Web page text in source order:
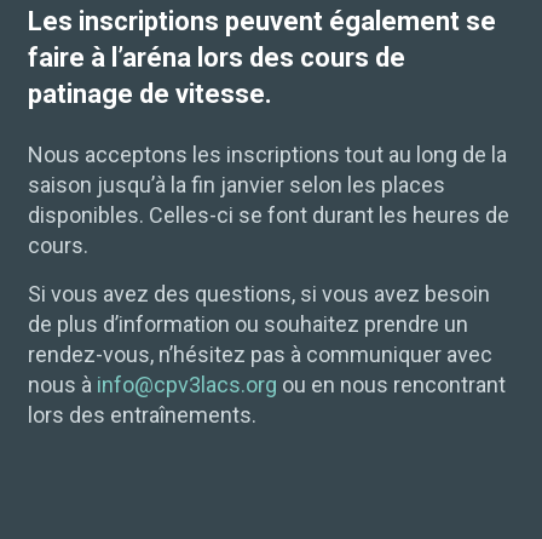
Les inscriptions peuvent également se
faire à l’aréna lors des cours de
patinage de vitesse.
Nous acceptons les inscriptions tout au long de la
saison jusqu’à la fin janvier selon les places
disponibles. Celles-ci se font durant les heures de
cours.
Si vous avez des questions, si vous avez besoin
de plus d’information ou souhaitez prendre un
rendez-vous, n’hésitez pas à communiquer avec
nous à info@cpv3lacs.org ou en nous rencontrant
lors des entraînements.